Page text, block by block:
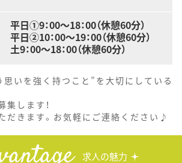
平日①9：00～18：00（休憩60分）
平日②10：00～19：00（休憩60分）
土9：00～18：00（休憩60分）
思いを強く持つこと”を大切にしている
します！
きます。お気軽にご連絡ください♪
求人の魅力